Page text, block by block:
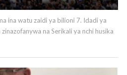
ina watu zaidi ya bilioni 7. Idadi ya
na Serikali ya nchi husika